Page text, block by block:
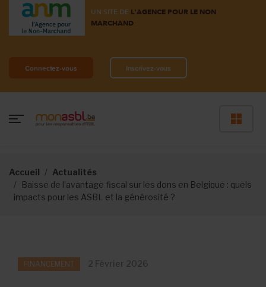
UN SITE DE L'AGENCE POUR LE NON
MARCHAND
Connectez-vous Inscrivez-vous
Accueil
Actualités
Baisse de l’avantage fiscal sur les dons en Belgique : quels
impacts pour les ASBL et la générosité ?
FINANCEMENT 2 Février 2026